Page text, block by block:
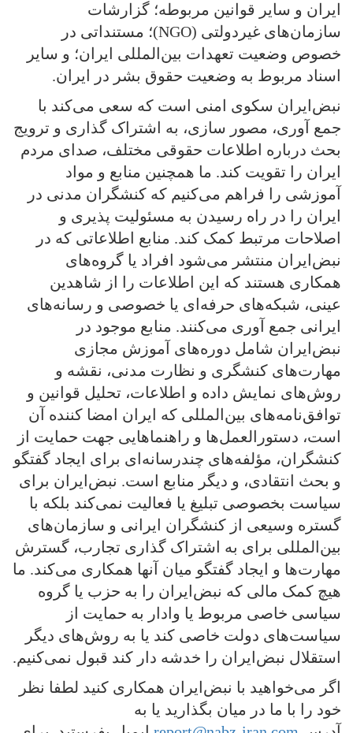
ایران و سایر قوانین مربوطه؛ گزارشات
سازمان‌های غیر‌دولتی (NGO)؛ مستنداتی در
خصوص وضعیت تعهدات بین‌المللی ایران؛ و سایر
اسناد مربوط به وضعیت حقوق بشر در ایران.
نبض‌ایران سکوی امنی است که سعی می‌کند با
جمع‌ آوری، مصور سازی، به اشتراک‌ گذاری و ترویج
بحث درباره اطلاعات حقوقی مختلف، صدای مردم
ایران را تقویت کند. ما همچنین منابع و مواد
آموزشی را فراهم می‌کنیم که کنشگران مدنی در
ایران را در راه رسیدن به مسئولیت‌ پذیری و
اصلاحات مرتبط کمک کند. منابع اطلاعاتی که در
نبض‌ایران منتشر می‌شود افراد یا گروه‌های
همکاری هستند که این اطلاعات را از شاهدین
عینی، شبکه‌های حرفه‌ای یا خصوصی و رسانه‌های
ایرانی جمع‌ آوری می‌کنند. منابع موجود در
نبض‌ایران شامل دوره‌های آموزش مجازی
مهارت‌های کنشگری و نظارت مدنی، نقشه و
روش‌های نمایش داده و اطلاعات، تحلیل قوانین و
توافق‌نامه‌های بین‌المللی که ایران امضا کننده آن
است، دستورالعمل‌ها و راهنماهایی جهت حمایت از
کنشگران، مؤلفه‌های چندرسانه‌ای برای ایجاد گفتگو
و بحث انتقادی، و دیگر منابع است. نبض‌ایران برای
سیاست بخصوصی تبلیغ یا فعالیت نمی‌کند بلکه با
گستره وسیعی از کنشگران ایرانی و سازمان‌های
بین‌المللی برای به اشتراک‌ گذاری تجارب، گسترش
مهارت‌ها و ایجاد گفتگو میان آنها همکاری می‌کند. ما
هیچ کمک مالی که نبض‌ایران را به حزب یا گروه
سیاسی خاصی مربوط یا وادار به حمایت از
سیاست‌های دولت خاصی کند یا به روش‌های دیگر
استقلال نبض‌ایران را خدشه دار کند قبول نمی‌کنیم.
اگر می‌خواهید با نبض‌ایران همکاری کنید لطفا نظر
خود را با ما در میان بگذارید یا به